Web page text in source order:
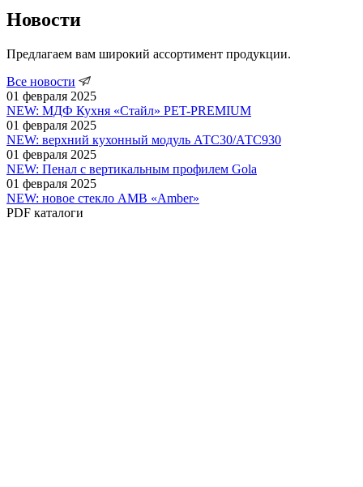
Новости
Предлагаем вам широкий ассортимент продукции.
Все новости
01 февраля 2025
NEW: МДФ Кухня «Стайл» PET-PREMIUM
01 февраля 2025
NEW: верхний кухонный модуль АТС30/АТС930
01 февраля 2025
NEW: Пенал c вертикальным профилем Gola
01 февраля 2025
NEW: новое стекло АМВ «Amber»
PDF каталоги